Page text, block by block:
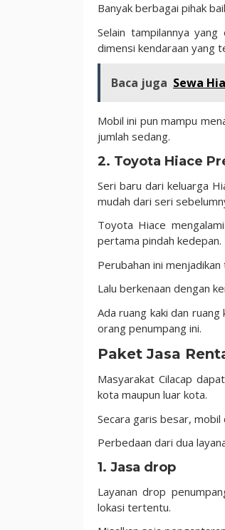
Banyak berbagai pihak
Selain tampilannya
dimensi kendaraan yang
Baca juga Sewa
Mobil ini pun mampu
jumlah sedang.
2. Toyota Hiace
Seri baru dari keluarga
mudah dari seri
Toyota Hiace
pertama pindah kedepan.
Perubahan ini
Lalu berkenaan dengan
Ada ruang kaki dan
orang penumpang ini.
Paket Jasa
Masyarakat Cilacap
kota maupun luar kota.
Secara garis besar,
Perbedaan dari dua
1. Jasa drop
Layanan drop
lokasi tertentu.